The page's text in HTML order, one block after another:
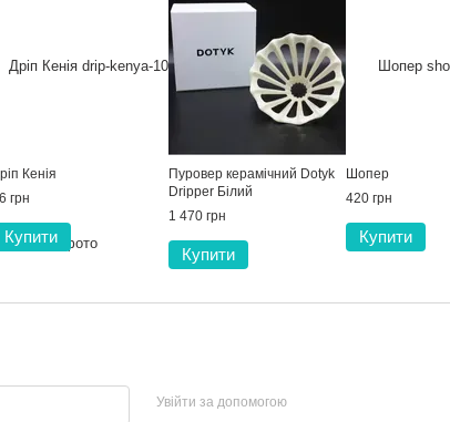
Кенія
грн
Купити
Пуровер керамічний Dotyk
Dripper Білий
1 470 грн
Купити
Шопер
420 грн
Купити
Увійти за допомогою